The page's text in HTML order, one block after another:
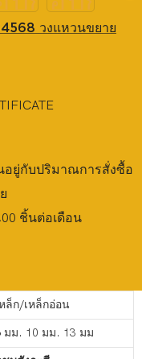
วงแหวนขยาย
อยู่กับปริมาณการสั่งซื้อ
ชิ้นต่อเดือน
ล็ก/เหล็กอ่อน
มม. 10 มม. 13 มม